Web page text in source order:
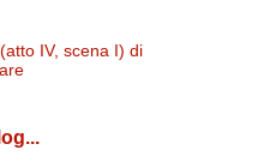
IV, scena I) di